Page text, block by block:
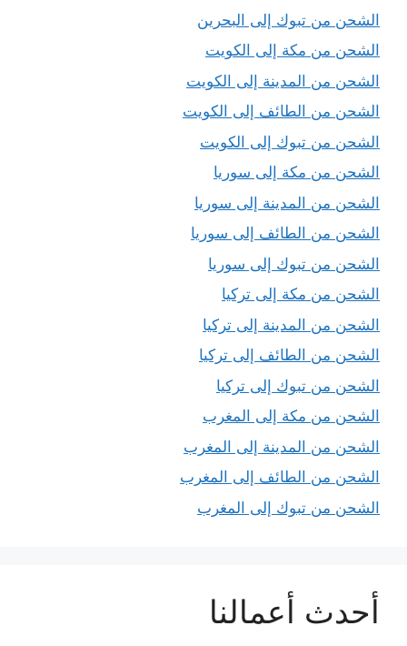
الشحن من تبوك إلى البحرين
الشحن من مكة إلى الكويت
الشحن من المدينة إلى الكويت
الشحن من الطائف إلى الكويت
الشحن من تبوك إلى الكويت
الشحن من مكة إلى سوريا
الشحن من المدينة إلى سوريا
الشحن من الطائف إلى سوريا
الشحن من تبوك إلى سوريا
الشحن من مكة إلى تركيا
الشحن من المدينة إلى تركيا
الشحن من الطائف إلى تركيا
الشحن من تبوك إلى تركيا
الشحن من مكة إلى المغرب
الشحن من المدينة إلى المغرب
الشحن من الطائف إلى المغرب
الشحن من تبوك إلى المغرب
أحدث أعمالنا